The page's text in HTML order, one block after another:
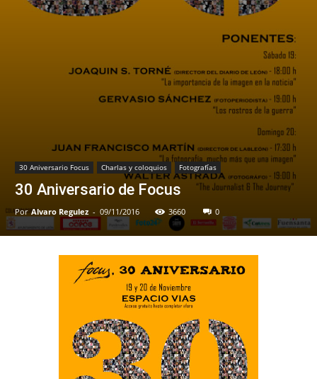
30 Aniversario Focus Charlas y coloquios Fotografías
30 Aniversario de Focus
Por Alvaro Regulez - 09/11/2016 3660 0